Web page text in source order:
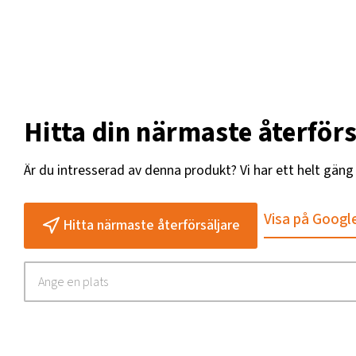
Hitta din närmaste
Är du intresserad av denna produkt? Vi har ett helt
Hitta närmaste återförsäljare Visa på